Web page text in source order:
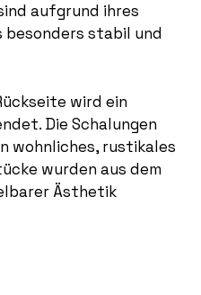
aufgrund ihres
stabil und
wird ein
Die Schalungen
wohnliches, rustikales
wurden aus dem
Ästhetik